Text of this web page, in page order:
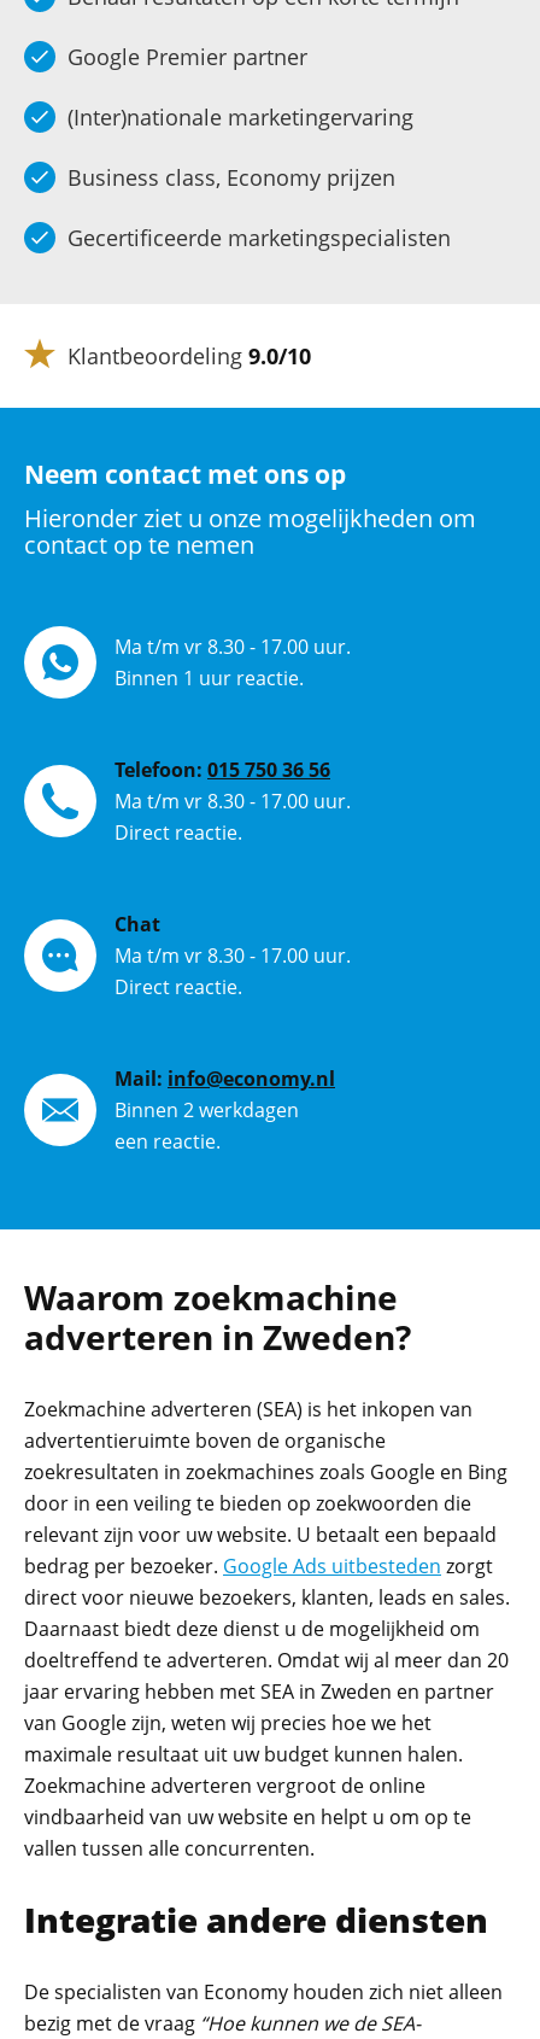
Google Premier partner
(Inter)nationale marketingervaring
Business class, Economy prijzen
Gecertificeerde marketingspecialisten
Klantbeoordeling 9.0/10
Neem contact met ons op
Hieronder ziet u onze mogelijkheden om
contact op te nemen
Ma t/m vr 8.30 - 17.00 uur.
Binnen 1 uur reactie.
Telefoon: 015 750 36 56
Ma t/m vr 8.30 - 17.00 uur.
Direct reactie.
Chat
Ma t/m vr 8.30 - 17.00 uur.
Direct reactie.
Mail: info@economy.nl
Binnen 2 werkdagen
een reactie.
Waarom zoekmachine
adverteren in Zweden?
Zoekmachine adverteren (SEA) is het inkopen van
advertentieruimte boven de organische
zoekresultaten in zoekmachines zoals Google en Bing
door in een veiling te bieden op zoekwoorden die
relevant zijn voor uw website. U betaalt een bepaald
bedrag per bezoeker. Google Ads uitbesteden zorgt
direct voor nieuwe bezoekers, klanten, leads en sales.
Daarnaast biedt deze dienst u de mogelijkheid om
doeltreffend te adverteren. Omdat wij al meer dan 20
jaar ervaring hebben met SEA in Zweden en partner
van Google zijn, weten wij precies hoe we het
maximale resultaat uit uw budget kunnen halen.
Zoekmachine adverteren vergroot de online
vindbaarheid van uw website en helpt u om op te
vallen tussen alle concurrenten.
Integratie andere diensten
De specialisten van Economy houden zich niet alleen
bezig met de vraag “Hoe kunnen we de SEA-